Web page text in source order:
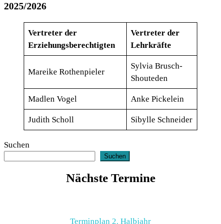
2025/2026
Vertreter der
Erziehungsberechtigten
Vertreter der
Lehrkräfte
Mareike Rothenpieler
Sylvia Brusch-
Shouteden
Madlen Vogel Anke Pickelein
Judith Scholl Sibylle Schneider
Suchen
Suchen
Nächste Termine
Terminplan 2. Halbjahr